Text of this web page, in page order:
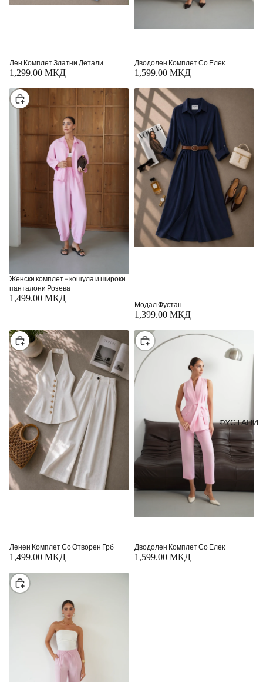
ФУСТАНИ
Лен Комплет Златни Детали
1,299.00 МКД
Дводолен Комплет Со Елек
1,599.00 МКД
Женски комплет – кошула и широки
панталони Розева
1,499.00 МКД
Модал Фустан
1,399.00 МКД
Изберете
Ленен Комплет Со Отворен Грб
1,499.00 МКД
Изберете
Дводолен Комплет Со Елек
1,599.00 МКД